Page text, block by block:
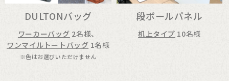
DULTONバッグ
ワーカーバッグ 2名様、
ワンマイルトートバッグ 1名様
※色はお選びいただけません
段ボールパネル
机上タイプ 10名様